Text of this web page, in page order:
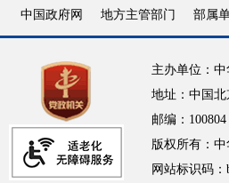
中国政府网 地方主管部门 部属
主办单位：
地址：中国
邮编：100804
版权所有：
网站标识码：